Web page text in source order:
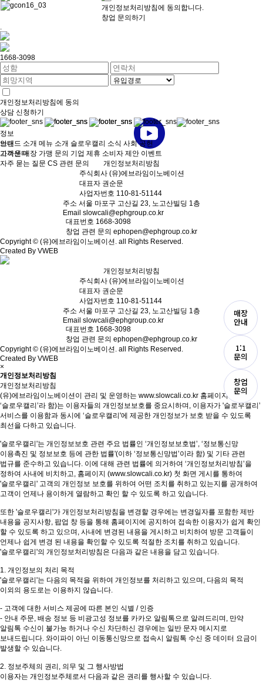
매장
안내
1:1
문의
창업
문의
개인정보처리방침에 동의합니다.
창업 문의하기
.
1668-3098
개인정보처리방침에 동의
상담 신청하기
정보
브랜드 소개 메뉴 소개 슬로우캘리 소식 사회 공헌
안내
가까운 매장 가맹 문의 기업 제휴 소비자 제안 이벤트
고객센터
자주 묻는 질문 CS 관련 문의
개인정보처리방침
주식회사 (유)에브라임이노베이션
대표자 권순문
사업자번호 110-81-51144
주소 서울 마포구 고산길 23, 노고산빌딩 1층
Email slowcali@ephgroup.co.kr
대표번호 1668-3098
창업 관련 문의 ephopen@ephgroup.co.kr
Copyright © (유)에브라임이노베이션. all Rights Reserved.
Created By VWEB
개인정보처리방침
주식회사 (유)에브라임이노베이션
대표자 권순문
사업자번호 110-81-51144
주소 서울 마포구 고산길 23, 노고산빌딩 1층
Email slowcali@ephgroup.co.kr
대표번호 1668-3098
창업 관련 문의 ephopen@ephgroup.co.kr
Copyright © (유)에브라임이노베이션. all Rights Reserved.
Created By VWEB
×
개인정보처리방침
개인정보처리방침
(유)에브라임이노베이션이 관리 및 운영하는 www.slowcali.co.kr 홈페이지 (이하
‘슬로우캘리’라 함)는 이용자들의 개인정보보호를 중요시하며, 이용자가 '슬로우캘리’
서비스를 이용함과 동시에 ‘슬로우캘리'에 제공한 개인정보가 보호 받을 수 있도록
최선을 다하고 있습니다.
'슬로우캘리'는 개인정보보호 관련 주요 법률인 ‘개인정보보호법’, ‘정보통신망
이용촉진 및 정보보호 등에 관한 법률'(이하 ‘정보통신망법’이라 함) 및 기타 관련
법규를 준수하고 있습니다. 이에 대해 관련 법률에 의거하여 ‘개인정보처리방침’을
정하여 사내에 비치하고, 홈페이지 (www.slowcali.co.kr) 첫 화면 게시를 통하여
'슬로우캘리' 고객의 개인정보 보호를 위하여 어떤 조치를 취하고 있는지를 공개하여
고객이 언제나 용이하게 열람하고 확인 할 수 있도록 하고 있습니다.
또한 '슬로우캘리'가 개인정보처리방침을 변경할 경우에는 변경일자를 포함한 제반
내용을 공지사항, 팝업 창 등을 통해 홈페이지에 공지하여 접속한 이용자가 쉽게 확인
할 수 있도록 하고 있으며, 사내에 변경된 내용을 게시하고 비치하여 방문 고객들이
언제나 쉽게 변경 된 내용을 확인할 수 있도록 적절한 조치를 취하고 있습니다.
'슬로우캘리'의 개인정보처리방침은 다음과 같은 내용을 담고 있습니다.
1. 개인정보의 처리 목적
'슬로우캘리'는 다음의 목적을 위하여 개인정보를 처리하고 있으며, 다음의 목적
이외의 용도로는 이용하지 않습니다.
- 고객에 대한 서비스 제공에 따른 본인 식별 / 인증
- 안내 주문, 배송 정보 등 비광고성 정보를 카카오 알림톡으로 알려드리며, 만약
알림톡 수신이 불가능 하거나 수신 차단하신 경우에는 일반 문자 메시지로
보내드립니다. 와이파이 아닌 이동통신망으로 접속시 알림톡 수신 중 데이터 요금이
발생할 수 있습니다.
2. 정보주체의 권리, 의무 및 그 행사방법
이용자는 개인정보주체로서 다음과 같은 권리를 행사할 수 있습니다.